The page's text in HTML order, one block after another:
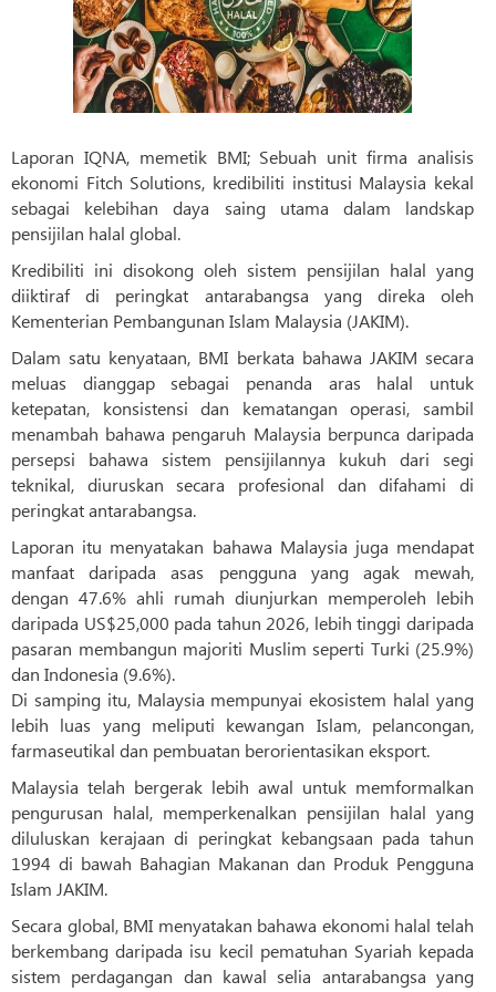
Laporan IQNA, memetik BMI; Sebuah unit firma analisis
ekonomi Fitch Solutions, kredibiliti institusi Malaysia kekal
sebagai kelebihan daya saing utama dalam landskap
pensijilan halal global.
Kredibiliti ini disokong oleh sistem pensijilan halal yang
diiktiraf di peringkat antarabangsa yang direka oleh
Kementerian Pembangunan Islam Malaysia (JAKIM).
Dalam satu kenyataan, BMI berkata bahawa JAKIM secara
meluas dianggap sebagai penanda aras halal untuk
ketepatan, konsistensi dan kematangan operasi, sambil
menambah bahawa pengaruh Malaysia berpunca daripada
persepsi bahawa sistem pensijilannya kukuh dari segi
teknikal, diuruskan secara profesional dan difahami di
peringkat antarabangsa.
Laporan itu menyatakan bahawa Malaysia juga mendapat
manfaat daripada asas pengguna yang agak mewah,
dengan 47.6% ahli rumah diunjurkan memperoleh lebih
daripada US$25,000 pada tahun 2026, lebih tinggi daripada
pasaran membangun majoriti Muslim seperti Turki (25.9%)
dan Indonesia (9.6%).
Di samping itu, Malaysia mempunyai ekosistem halal yang
lebih luas yang meliputi kewangan Islam, pelancongan,
farmaseutikal dan pembuatan berorientasikan eksport.
Malaysia telah bergerak lebih awal untuk memformalkan
pengurusan halal, memperkenalkan pensijilan halal yang
diluluskan kerajaan di peringkat kebangsaan pada tahun
1994 di bawah Bahagian Makanan dan Produk Pengguna
Islam JAKIM.
Secara global, BMI menyatakan bahawa ekonomi halal telah
berkembang daripada isu kecil pematuhan Syariah kepada
sistem perdagangan dan kawal selia antarabangsa yang